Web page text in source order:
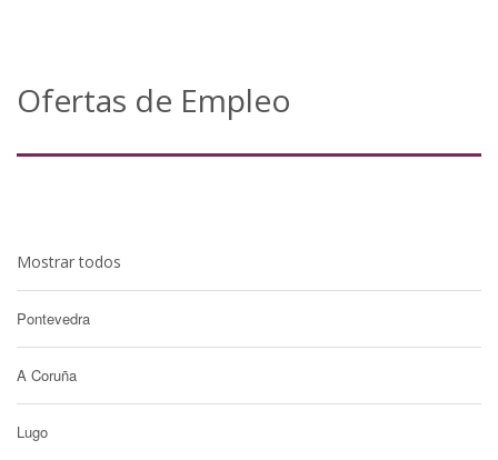
Ofertas de Empleo
Mostrar todos
Pontevedra
A Coruña
Lugo